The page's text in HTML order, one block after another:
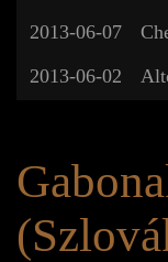
2013-06-07
2013-06-02